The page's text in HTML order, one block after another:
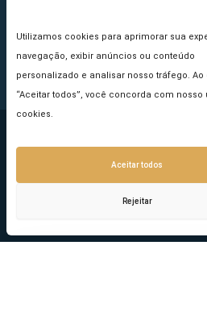
Utilizamos cookies para aprimorar sua
navegação, exibir anúncios ou conteúdo
personalizado e analisar nosso tráfego.
“Aceitar todos”, você concorda com nosso
cookies.
Aceitar todos
Rejeitar
Princípios Editoriais
Copyright © 2026 - Portal